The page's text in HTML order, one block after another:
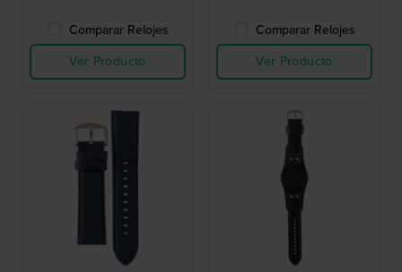
Comparar Relojes
Ver Producto
Comparar Relojes
Ver Producto